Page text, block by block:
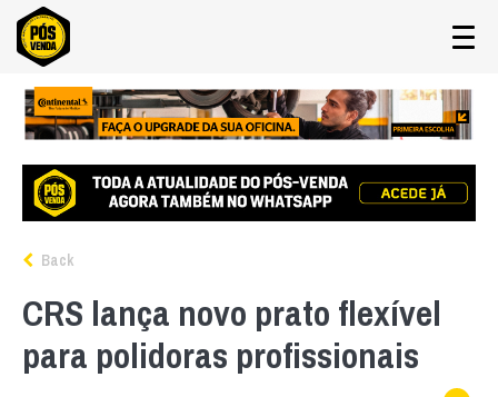
Back
CRS lança novo prato flexível
para polidoras profissionais